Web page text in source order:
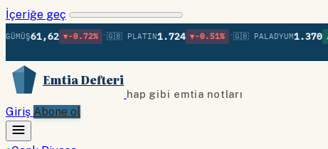
İçeriğe geç
▼-0.72% •🇬🇧 PLATIN1.724 ▼-0.51% •🇬🇧 PALADYUM1.370 ▲+0.54%
Emtia Defteri
hap gibi emtia notları
Giriş Abone ol